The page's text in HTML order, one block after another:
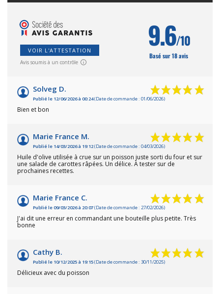
VOIR L'ATTESTATION
Avis soumis à un contrôle
9.6/10
Basé sur 18 avis
Solveg D.
Publié le 12/06/2026 à 00:24(Date de commande : 01/06/2026)
Bien et bon
Marie France M.
Publié le 14/03/2026 à 19:12(Date de commande : 04/03/2026)
Huile d'olive utilisée à crue sur un poisson juste sorti du four et sur
une salade de carottes râpées. Un délice. À tester sur de
prochaines recettes.
Marie France C.
Publié le 09/03/2026 à 20:07(Date de commande : 27/02/2026)
J'ai dit une erreur en commandant une bouteille plus petite. Très
bonne
Cathy B.
Publié le 10/12/2025 à 19:15(Date de commande : 30/11/2025)
Délicieux avec du poisson